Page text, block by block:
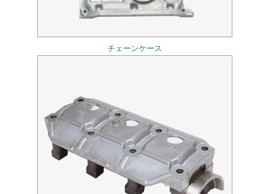
チェーンケース